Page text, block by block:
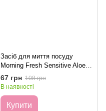
Засіб для миття посуду
Morning Fresh Sensitive Aloe
Vera 400 мл
67 грн 108 грн
В наявності
Купити